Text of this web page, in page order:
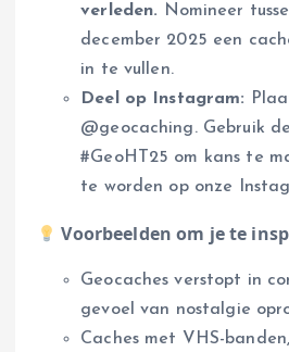
verleden. Nomineer
december 2025 een
in te vullen.
Deel op Instagram:
@geocaching. Gebruik
#GeoHT25 om kans te
te worden op onze
Voorbeelden om je te
Geocaches verstopt in
gevoel van nostalgie
Caches met VHS-